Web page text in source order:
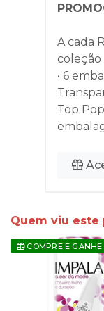
A cada
coleção
• 6
Top
Quem viu
COMPRE E GANHE